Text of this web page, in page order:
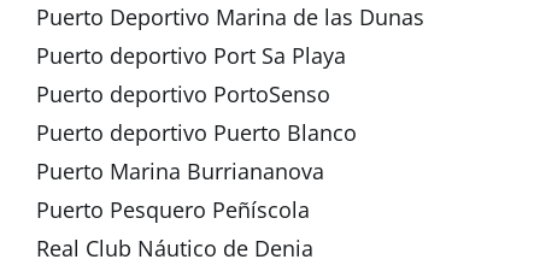
Puerto Deportivo Marina de las Dunas
Puerto deportivo Port Sa Playa
Puerto deportivo PortoSenso
Puerto deportivo Puerto Blanco
Puerto Marina Burriananova
Puerto Pesquero Peñíscola
Real Club Náutico de Denia